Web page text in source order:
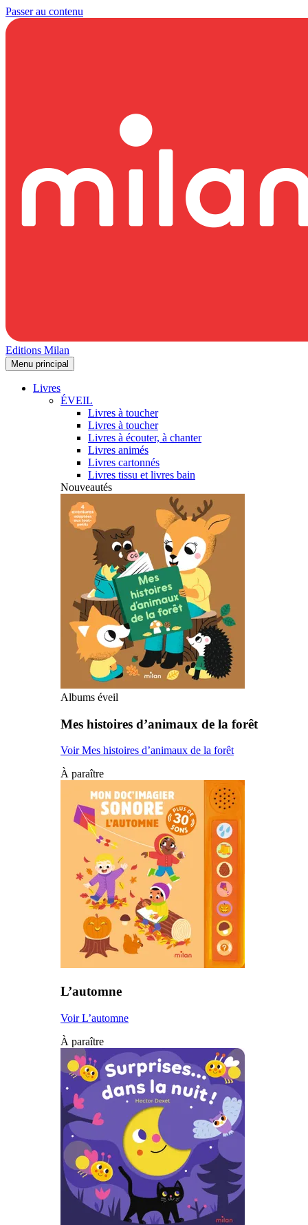
Passer au contenu
Editions Milan
Menu principal
Livres
ÉVEIL
Livres à toucher
Livres à toucher
Livres à écouter, à chanter
Livres animés
Livres cartonnés
Livres tissu et livres bain
Nouveautés
Albums éveil
Mes histoires d’animaux de la forêt
Voir Mes histoires d’animaux de la forêt
À paraître
L’automne
Voir L’automne
À paraître